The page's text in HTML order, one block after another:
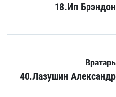
18.Ип Брэндон
Вратарь
40.Лазушин Александр